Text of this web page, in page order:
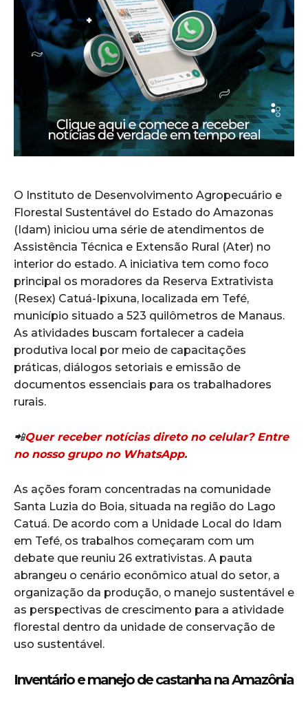
O Instituto de Desenvolvimento Agropecuário e
Florestal Sustentável do Estado do Amazonas
(Idam) iniciou uma série de atendimentos de
Assistência Técnica e Extensão Rural (Ater) no
interior do estado. A iniciativa tem como foco
principal os moradores da Reserva Extrativista
(Resex) Catuá-Ipixuna, localizada em Tefé,
município situado a 523 quilômetros de Manaus.
As atividades buscam fortalecer a cadeia
produtiva local por meio de capacitações
práticas, diálogos setoriais e emissão de
documentos essenciais para os trabalhadores
rurais.
📲Quer receber notícias direto no celular? Entre
no nosso grupo no WhatsApp.
As ações foram concentradas na comunidade
Santa Luzia do Boia, situada na região do Lago
Catuá. De acordo com a Unidade Local do Idam
em Tefé, os trabalhos começaram com um
debate que reuniu 26 extrativistas. A pauta
abrangeu o cenário econômico atual do setor, a
organização da produção, o manejo sustentável e
as perspectivas de crescimento para a atividade
florestal dentro da unidade de conservação de
uso sustentável.
Inventário e manejo de castanha na Amazônia